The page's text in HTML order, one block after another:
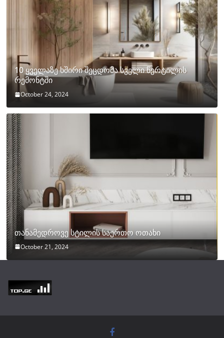
10 ყველაზე ხშირი შეცდომა სველი წერტილის
რემონტში
October 24, 2024
თანამედროვე სტილის საერთო ოთახი
October 21, 2024